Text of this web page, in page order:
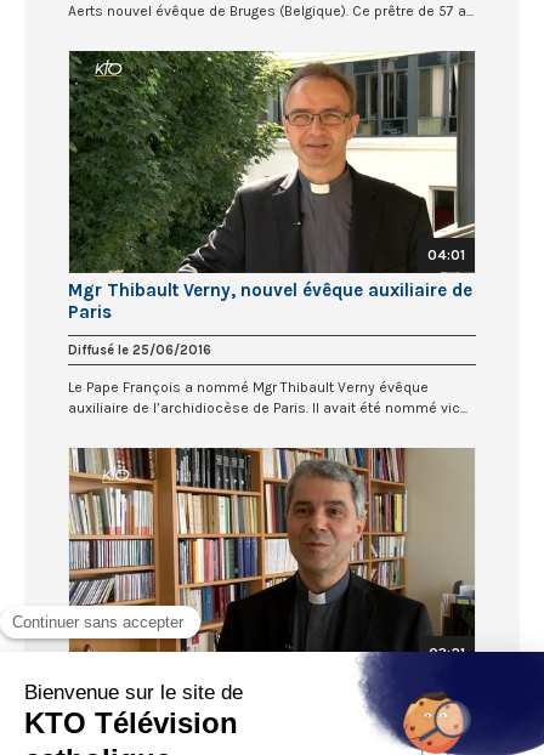
Aerts nouvel évêque de Bruges (Belgique). Ce prêtre de 57 a...
04:01
Mgr Thibault Verny, nouvel évêque auxiliaire de
Paris
Diffusé le 25/06/2016
Le Pape François a nommé Mgr Thibault Verny évêque
auxiliaire de l’archidiocèse de Paris. Il avait été nommé vic...
03:21
Mgr Denis Jachiet, nouvel évêque auxiliaire de
Paris
Diffusé le 25/06/2016